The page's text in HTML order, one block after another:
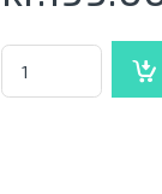
Tesy Varmelegme -